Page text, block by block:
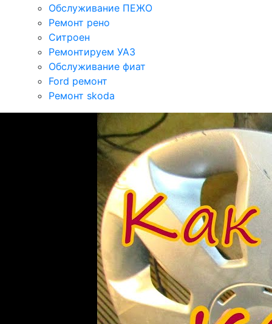
Обслуживание ПЕЖО
Ремонт рено
Ситроен
Ремонтируем УАЗ
Обслуживание фиат
Ford ремонт
Ремонт skoda